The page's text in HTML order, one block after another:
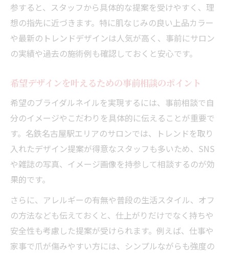
参すると、スタッフから具体的な提案を受けやすく、理
想の指先に近づきます。特に肌なじみの良い上品カラー
や最新のトレンドデザインは人気が高く、事前にサロン
の実績や過去の施術例も確認しておくと安心です。
希望デザインを叶えるための事前相談のポイント
希望のブライダルネイルを実現するには、事前相談で自
分のイメージやこだわりを具体的に伝えることが重要で
す。名鉄名古屋駅エリアのサロンでは、トレンドを取り
入れたデザイン提案が得意なスタッフも多いため、SNS
や雑誌の写真、イメージ画像を持参して相談するのが効
果的です。
さらに、アレルギーの有無や普段の生活スタイル、オフ
の方法なども伝えておくと、仕上がりだけでなく持ちや
安全性も考慮した提案が受けられます。例えば、仕事や
家事で爪が傷みやすい方には、シンプルながらも強度の